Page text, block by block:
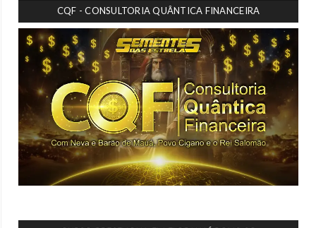
CQF - CONSULTORIA QUÂNTICA FINANCEIRA